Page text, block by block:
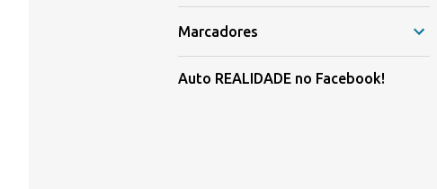
Marcadores
Auto REALIDADE no Facebook!